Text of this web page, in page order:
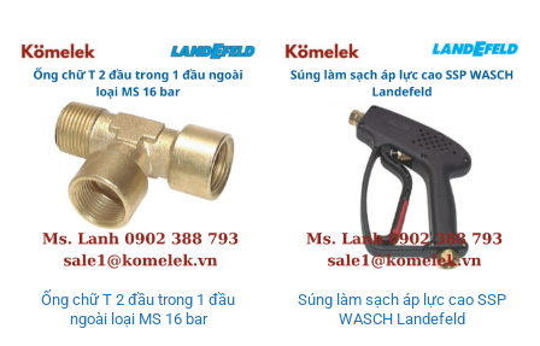
Ống chữ T 2 đầu trong 1 đầu
ngoài loại MS 16 bar
Súng làm sạch áp lực cao SSP
WASCH Landefeld